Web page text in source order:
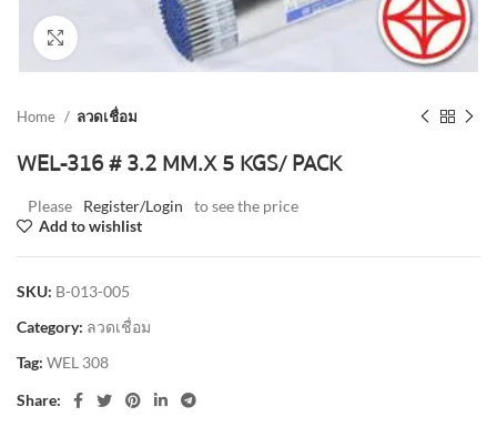
Click to enlarge
Home ลวดเชื่อม
WEL-316 # 3.2 MM.X 5 KGS/ PACK
Please Register/Login
to see the price
Add to wishlist
SKU: B-013-005
Category: ลวดเชื่อม
Tag: WEL 308
Share: